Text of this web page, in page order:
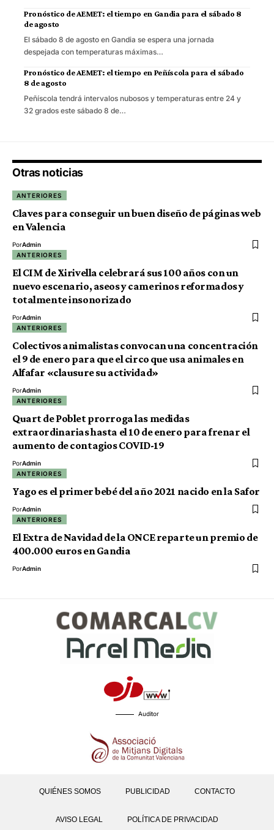
Pronóstico de AEMET: el tiempo en Gandia para el sábado 8
de agosto
El sábado 8 de agosto en Gandia se espera una jornada
despejada con temperaturas máximas…
Pronóstico de AEMET: el tiempo en Peñíscola para el sábado
8 de agosto
Peñíscola tendrá intervalos nubosos y temperaturas entre 24 y
32 grados este sábado 8 de…
Otras noticias
ANTERIORES
Claves para conseguir un buen diseño de páginas web
en Valencia
PorAdmin
ANTERIORES
El CIM de Xirivella celebrará sus 100 años con un
nuevo escenario, aseos y camerinos reformados y
totalmente insonorizado
PorAdmin
ANTERIORES
Colectivos animalistas convocan una concentración
el 9 de enero para que el circo que usa animales en
Alfafar «clausure su actividad»
PorAdmin
ANTERIORES
Quart de Poblet prorroga las medidas
extraordinarias hasta el 10 de enero para frenar el
aumento de contagios COVID-19
PorAdmin
ANTERIORES
Yago es el primer bebé del año 2021 nacido en la Safor
PorAdmin
ANTERIORES
El Extra de Navidad de la ONCE reparte un premio de
400.000 euros en Gandia
PorAdmin
Auditor
QUIÉNES SOMOS PUBLICIDAD CONTACTO
AVISO LEGAL POLÍTICA DE PRIVACIDAD